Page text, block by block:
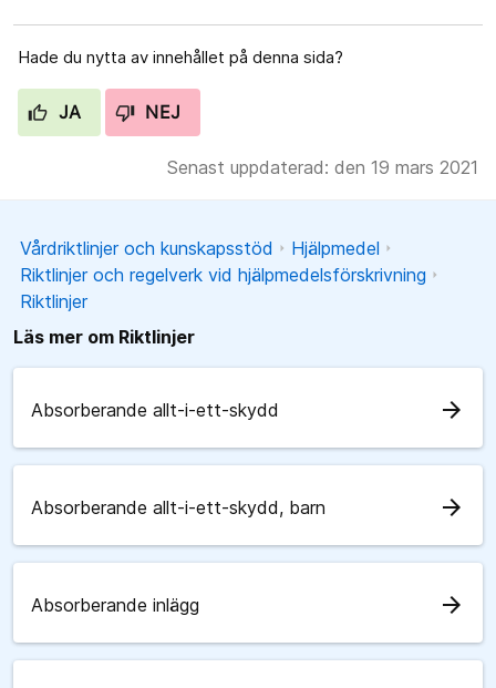
Hade du nytta av innehållet på denna sida?
JA NEJ
Senast uppdaterad: den 19 mars 2021
Vårdriktlinjer och kunskapsstöd
Hjälpmedel
Riktlinjer och regelverk vid hjälpmedelsförskrivning
Riktlinjer
Läs mer om Riktlinjer
Absorberande allt-i-ett-skydd arrow_forward
Absorberande allt-i-ett-skydd, barn arrow_forward
Absorberande inlägg arrow_forward